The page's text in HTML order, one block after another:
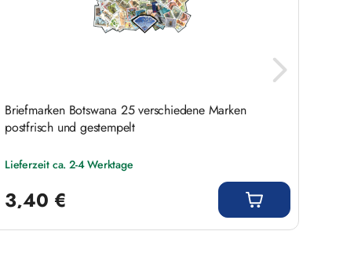
Briefmarken Botswana 25 verschiedene Marken
postfrisch und gestempelt
Lieferzeit ca. 2-4 Werktage
3,40 €